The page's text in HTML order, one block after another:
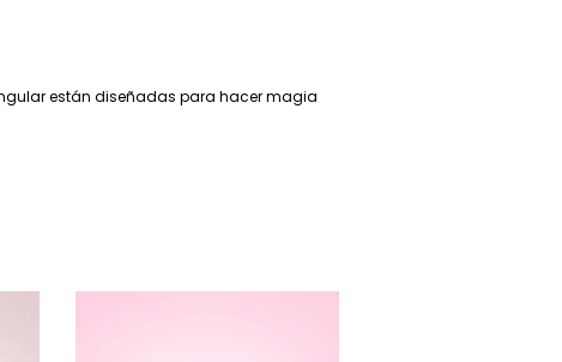
están diseñadas para hacer magia